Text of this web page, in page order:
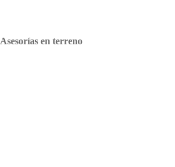
Asesorías en terreno